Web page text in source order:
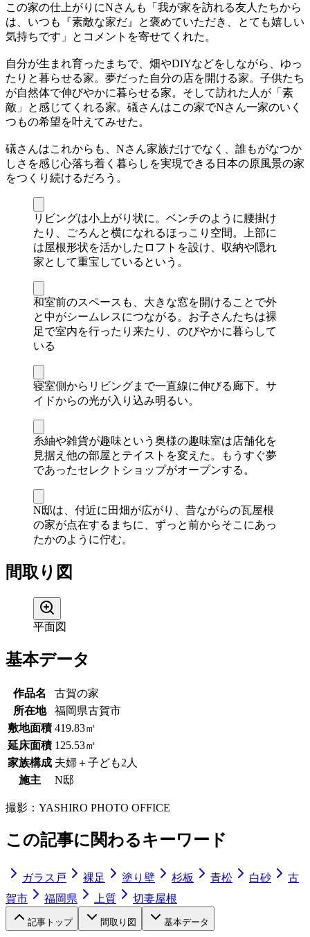
この家の仕上がりにNさんも「我が家を訪れる友人たちから
は、いつも『素敵な家だ』と褒めていただき、とても嬉しい
気持ちです」とコメントを寄せてくれた。
自分が生まれ育ったまちで、畑やDIYなどをしながら、ゆっ
たりと暮らせる家。夢だった自分の店を開ける家。子供たち
が自然体で伸びやかに暮らせる家。そして訪れた人が「素
敵」と感じてくれる家。礒さんはこの家でNさん一家のいく
つもの希望を叶えてみせた。
礒さんはこれからも、Nさん家族だけでなく、誰もがなつか
しさを感じ心落ち着く暮らしを実現できる日本の原風景の家
をつくり続けるだろう。
リビングは小上がり状に。ベンチのように腰掛け
たり、ごろんと横になれるほっこり空間。上部に
は屋根形状を活かしたロフトを設け、収納や隠れ
家として重宝しているという。
和室前のスペースも、大きな窓を開けることで外
と中がシームレスにつながる。お子さんたちは裸
足で室内を行ったり来たり、のびやかに暮らして
いる
寝室側からリビングまで一直線に伸びる廊下。サ
イドからの光が入り込み明るい。
糸紬や雑貨が趣味という奥様の趣味室は店舗化を
見据え他の部屋とテイストを変えた。もうすぐ夢
であったセレクトショップがオープンする。
N邸は、付近に田畑が広がり、昔ながらの瓦屋根
の家が点在するまちに、ずっと前からそこにあっ
たかのように佇む。
間取り図
平面図
基本データ
作品名
古賀の家
所在地
福岡県古賀市
敷地面積 419.83㎡
延床面積 125.53㎡
家族構成 夫婦＋子ども2人
施主
N邸
撮影： YASHIRO PHOTO OFFICE
この記事に関わるキーワード
ガラス戸 裸足 塗り壁 杉板 青松 白砂
古
賀市
福岡県 上質 切妻屋根
記事トップ 間取り図 基本データ